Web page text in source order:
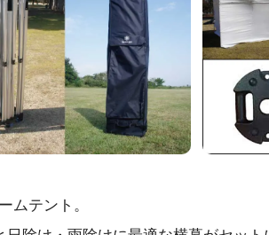
ムテント。